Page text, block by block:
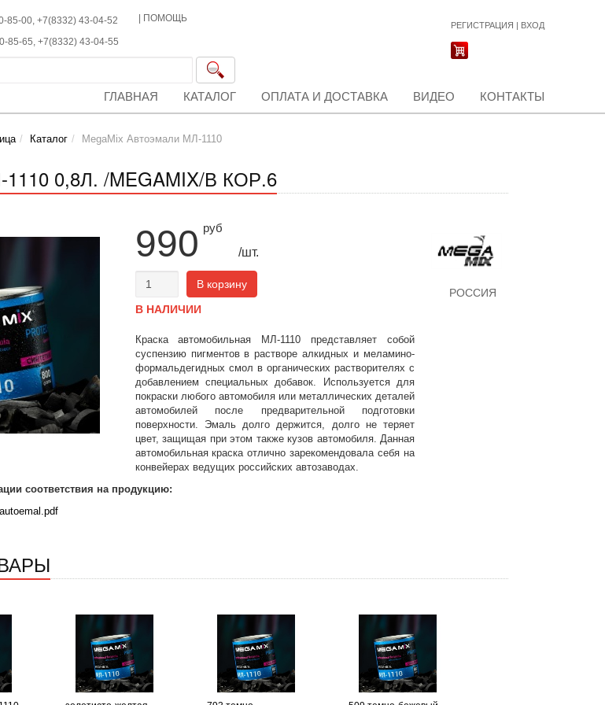
85-00, +7(8332) 43-04-52
85-65, +7(8332) 43-04-55
ПОМОЩЬ
РЕГИСТРАЦИЯ | ВХОД
ГЛАВНАЯ КАТАЛОГ ОПЛАТА И ДОСТАВКА ВИДЕО КОНТАКТЫ
Каталог MegaMix Автоэмали МЛ-1110
0,8Л. /MEGAMIX/В КОР.6
990 руб
/шт.
В корзину
В НАЛИЧИИ
Краска автомобильная МЛ-1110 представляет собой
суспензию пигментов в растворе алкидных и меламино-
формальдегидных смол в органических растворителях с
добавлением специальных добавок. Используется для
покраски любого автомобиля или металлических деталей
автомобилей после предварительной подготовки
поверхности. Эмаль долго держится, долго не теряет
цвет, защищая при этом также кузов автомобиля. Данная
автомобильная краска отлично зарекомендовала себя на
конвейерах ведущих российских автозаводах.
РОССИЯ
соответствия на продукцию: